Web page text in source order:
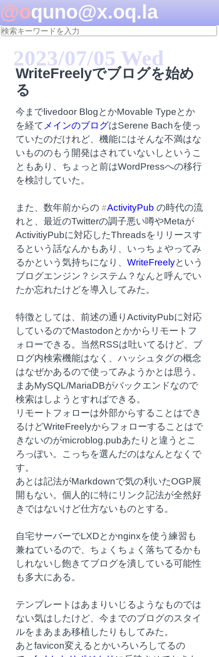
@oquno@x.oq.la
2023/07/05 Wed
WriteFreelyでブログを始め
る
今までlivedoor BlogとかMovable Typeとか
を経て メインのブログはSerene Bachを使っ
ていたのだけれど、機能にはそんな不満はな
いもののもう開発はされていないしというこ
ともあり、ちょっと前はWordPressへの移行
を検討していた。
また、数年前からの #ActivityPub の時代の流
れと、最近のTwitterの調子悪い噂やMetaが
ActivitiyPubに対応したThreadsをリリースす
るという話なんかもあり、いっちょやってみ
るかという気持ちになり、 WriteFreelyという
ブログエンジン？システム？なんと呼んでい
たか忘れたけどを導入してみた。
特徴としては、前述の通りActivityPubに対応
しているのでMastodonとかからリモートフ
ォローできる。当然RSSは吐いてるけど、ブ
ログ内検索機能はなく、ハッシュタグの概念
はなぜかあるので使ってみようかとは思う。
まあMySQL/MariaDBがバックエンドなので
検索はしようとすればできる。
リモートフォローは外部からすることはでき
るけどWriteFreelyからフォローすることはで
きないのがmicroblog.pubあたりと違うとこ
ろっぽい。こっちを選んだのはなんとなくで
す。
あとは記法がMarkdownで気の利いたOGP展
開もない。個人的に特にリンク記法が全然好
きではないけど仕方ないものとする。
自宅サーバーでLXDとかnginxを使う練習も
兼ねているので、ちょくちょく落ちてるかも
しれないし飽きてブログを潰している可能性
も多大にある。
テンプレートはあまりいじるようなものでは
ない気はしたけど、今までのブログのスタイ
ルをまあまあ移植したりもしてみた。
あとfavicon変えるとかいろいろしてるの